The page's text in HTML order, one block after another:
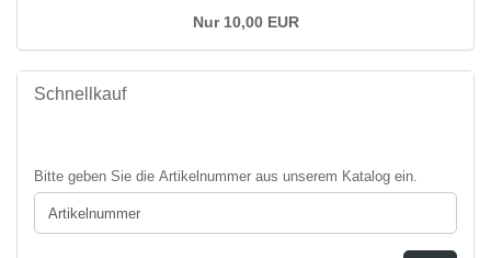
Nur 10,00 EUR
Schnellkauf
BITTE
GEBEN
SIE
DIE
Bitte geben Sie die Artikelnummer aus unserem Katalog ein.